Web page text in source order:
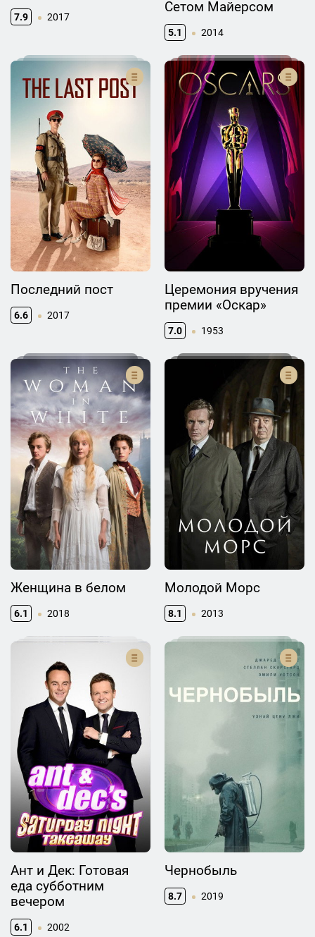
7.9 2017
Сетом Майерсом
5.1 2014
Последний пост
6.6 2017
Церемония вручения
премии «Оскар»
7.0 1953
Женщина в белом
6.1 2018
Молодой Морс
8.1 2013
Ант и Дек: Готовая
еда субботним
вечером
6.1 2002
Чернобыль
8.7 2019